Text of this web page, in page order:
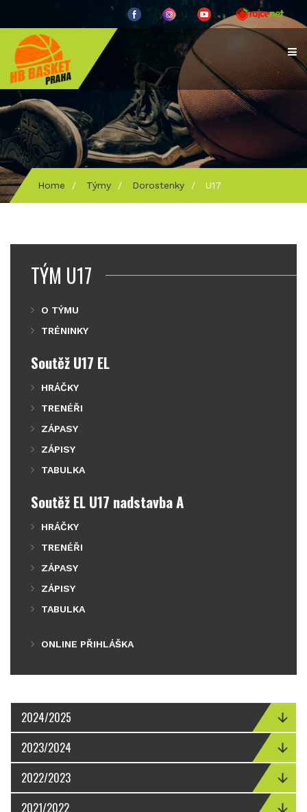
Home / Týmy / Dorostenky / U17
TÝM U17
O TÝMU
TRÉNINKY
Soutěž U17 EL
HRÁČKY
TRENÉŘI
ZÁPASY
ZÁPISY
TABULKA
Soutěž EL U17 nadstavba A
HRÁČKY
TRENÉŘI
ZÁPASY
ZÁPISY
TABULKA
ONLINE PŘIHLÁŠKA
2024/2025
2023/2024
2022/2023
2021/2022